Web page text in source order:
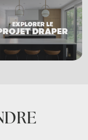
EXPLORER LE
DRAPER